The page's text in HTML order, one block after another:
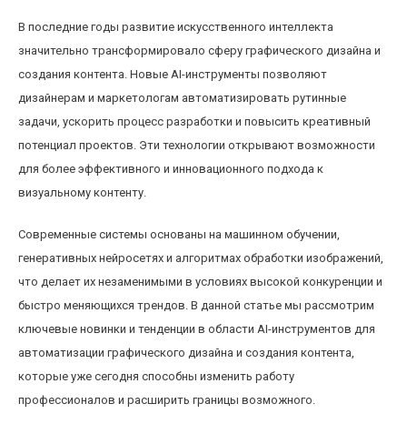
В последние годы развитие искусственного интеллекта
значительно трансформировало сферу графического дизайна и
создания контента. Новые AI-инструменты позволяют
дизайнерам и маркетологам автоматизировать рутинные
задачи, ускорить процесс разработки и повысить креативный
потенциал проектов. Эти технологии открывают возможности
для более эффективного и инновационного подхода к
визуальному контенту.
Современные системы основаны на машинном обучении,
генеративных нейросетях и алгоритмах обработки изображений,
что делает их незаменимыми в условиях высокой конкуренции и
быстро меняющихся трендов. В данной статье мы рассмотрим
ключевые новинки и тенденции в области AI-инструментов для
автоматизации графического дизайна и создания контента,
которые уже сегодня способны изменить работу
профессионалов и расширить границы возможного.